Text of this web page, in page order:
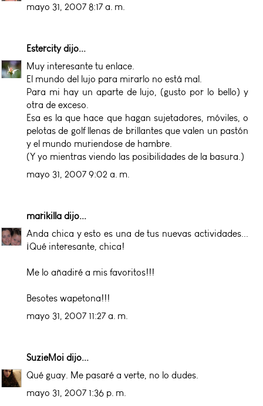
mayo 31, 2007 8:17 a. m.
Estercitydijo...
Muy interesante tu enlace.
El mundo del lujo para mirarlo no está mal.
Para mi hay un aparte de lujo, (gusto por lo bello) y
otra de exceso.
Esa es la que hace que hagan sujetadores, móviles, o
pelotas de golf llenas de brillantes que valen un pastón
y el mundo muriendose de hambre.
(Y yo mientras viendo las posibilidades de la basura.)
mayo 31, 2007 9:02 a. m.
marikilla dijo...
Anda chica y esto es una de tus nuevas actividades...
¡Qué interesante, chica!
Me lo añadiré a mis favoritos!!!
Besotes wapetona!!!
mayo 31, 2007 11:27 a. m.
SuzieMoi dijo...
Qué guay. Me pasaré a verte, no lo dudes.
mayo 31, 2007 1:36 p. m.